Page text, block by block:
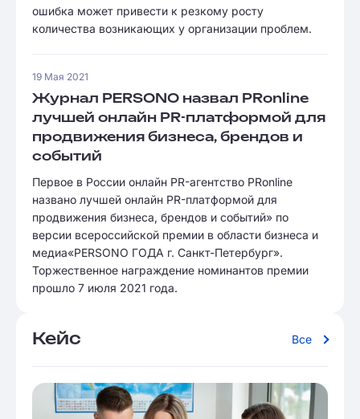
ошибка может привести к резкому росту
количества возникающих у организации проблем.
19 Мая 2021
Журнал PERSONO назвал PRonline
лучшей онлайн PR-платформой для
продвижения бизнеса, брендов и
событий
Первое в России онлайн PR-агентство PRonline
названо лучшей онлайн PR-платформой для
продвижения бизнеса, брендов и событий» по
версии всероссийской премии в области бизнеса и
медиа«PERSONO ГОДА г. Санкт-Петербург».
Торжественное награждение номинантов премии
прошло 7 июля 2021 года.
Кейс Все